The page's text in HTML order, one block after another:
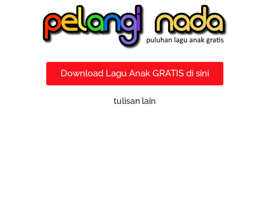
Download Lagu Anak GRATIS di sini
tulisan lain